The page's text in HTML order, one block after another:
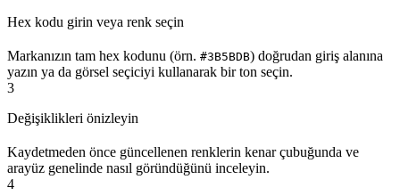
Hex kodu girin veya renk seçin
Markanızın tam hex kodunu (örn. #3B5BDB) doğrudan giriş alanına
yazın ya da görsel seçiciyi kullanarak bir ton seçin.
3
Değişiklikleri önizleyin
Kaydetmeden önce güncellenen renklerin kenar çubuğunda ve
arayüz genelinde nasıl göründüğünü inceleyin.
4